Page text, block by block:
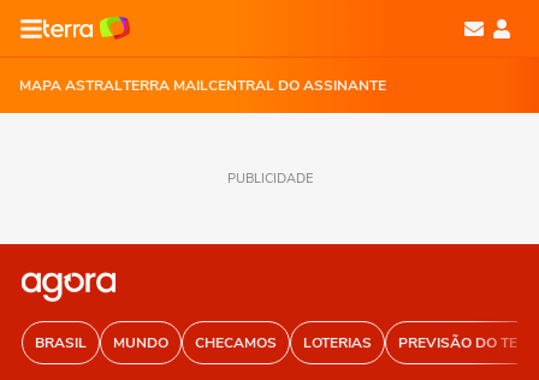
MAPA ASTRALTERRA MAILCENTRAL DO ASSINANTE
PUBLICIDADE
BRASIL MUNDO CHECAMOS LOTERIAS PREVISÃO DO